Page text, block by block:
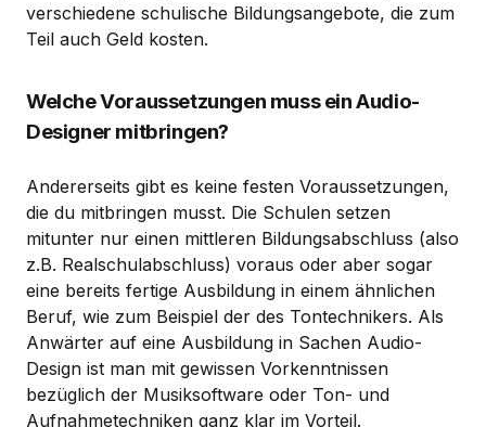
verschiedene schulische Bildungsangebote, die zum
Teil auch Geld kosten.
Welche Voraussetzungen muss ein Audio-
Designer mitbringen?
Andererseits gibt es keine festen Voraussetzungen,
die du mitbringen musst. Die Schulen setzen
mitunter nur einen mittleren Bildungsabschluss (also
z.B. Realschulabschluss) voraus oder aber sogar
eine bereits fertige Ausbildung in einem ähnlichen
Beruf, wie zum Beispiel der des Tontechnikers. Als
Anwärter auf eine Ausbildung in Sachen Audio-
Design ist man mit gewissen Vorkenntnissen
bezüglich der Musiksoftware oder Ton- und
Aufnahmetechniken ganz klar im Vorteil.